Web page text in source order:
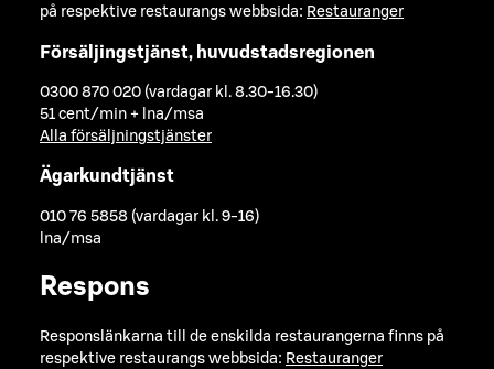
på respektive restaurangs webbsida: Restauranger
Försäljingstjänst, huvudstadsregionen
0300 870 020 (vardagar kl. 8.30-16.30)
51 cent/min + lna/msa
Alla försäljningstjänster
Ägarkundtjänst
010 76 5858 (vardagar kl. 9-16)
lna/msa
Respons
Responslänkarna till de enskilda restaurangerna finns på
respektive restaurangs webbsida: Restauranger